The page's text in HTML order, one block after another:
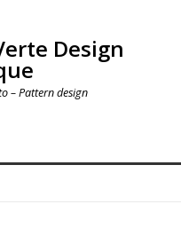
Design
– Pattern design